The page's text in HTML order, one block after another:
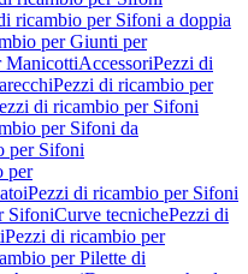
ricambio per Sifoni a doppia
per Giunti per
ManicottiAccessoriPezzi di
Pezzi di ricambio per
di ricambio per Sifoni
per Sifoni da
per Sifoni
per
Pezzi di ricambio per Sifoni
SifoniCurve tecnichePezzi di
Pezzi di ricambio per
per Pilette di